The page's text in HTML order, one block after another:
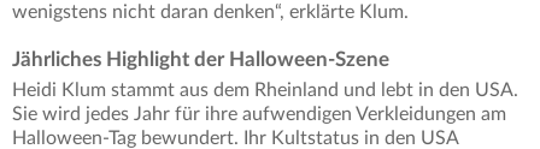
wenigstens nicht daran denken“, erklärte Klum.
Jährliches Highlight der Halloween-Szene
Heidi Klum stammt aus dem Rheinland und lebt in den USA.
Sie wird jedes Jahr für ihre aufwendigen Verkleidungen am
Halloween-Tag bewundert. Ihr Kultstatus in den USA